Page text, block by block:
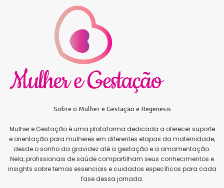
Sobre o Mulher e Gestação e Regenesis
Mulher e Gestação é uma plataforma dedicada a oferecer suporte
e orientação para mulheres em diferentes etapas da maternidade,
desde o sonho da gravidez até a gestação e a amamentação.
Nela, profissionais de saúde compartilham seus conhecimentos e
insights sobre temas essenciais e cuidados específicos para cada
fase dessa jornada.